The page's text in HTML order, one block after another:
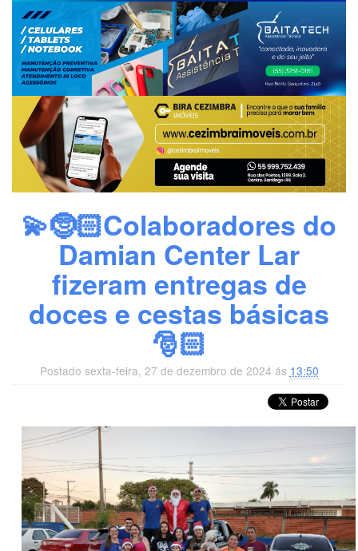
💫🤶🏻Colaboradores do
Damian Center Lar
fizeram entregas de
doces e cestas básicas
🎅🏻
Postado sexta-feira, 27 de dezembro de 2024 ás 13:50